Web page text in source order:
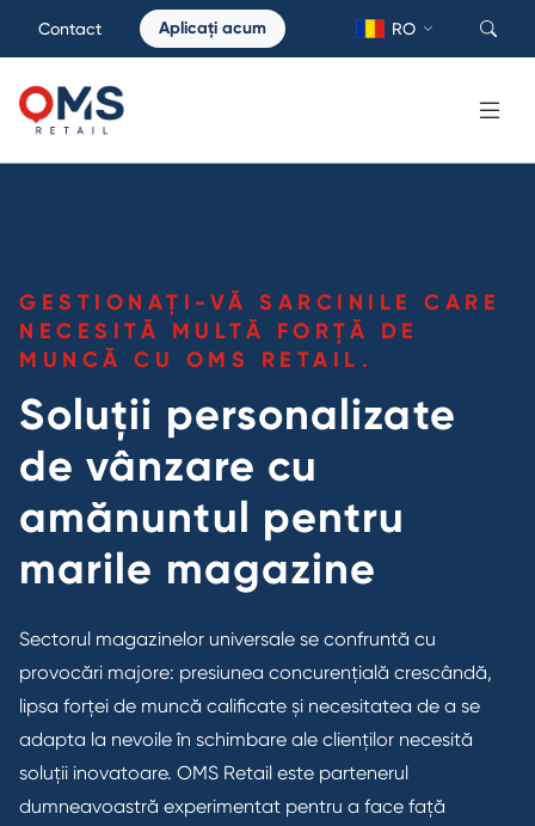
Contact Aplicați acum RO
GESTIONAȚI-VĂ SARCINILE CARE
NECESITĂ MULTĂ FORȚĂ DE
MUNCĂ CU OMS RETAIL.
Soluții personalizate
de vânzare cu
amănuntul pentru
marile magazine
Sectorul magazinelor universale se confruntă cu
provocări majore: presiunea concurențială crescândă,
lipsa forței de muncă calificate și necesitatea de a se
adapta la nevoile în schimbare ale clienților necesită
soluții inovatoare. OMS Retail este partenerul
dumneavoastră experimentat pentru a face față